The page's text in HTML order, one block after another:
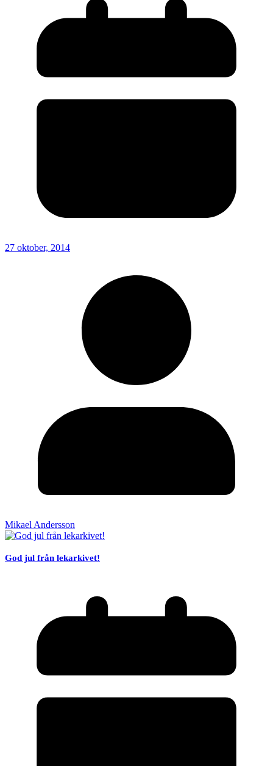
27 oktober, 2014
Mikael Andersson
God jul från lekarkivet!